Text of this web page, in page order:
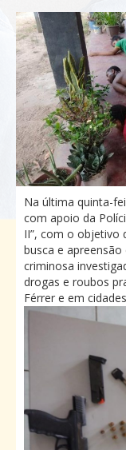
Na última quinta-
com apoio da
II”, com o objetivo
busca e
criminosa
drogas e roubos
Férrer e em